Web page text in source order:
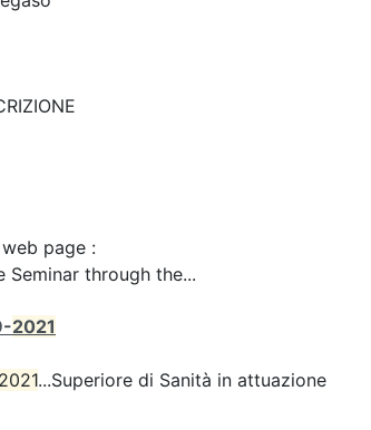
page :
through the...
2021
2021...Superiore di Sanità in attuazione